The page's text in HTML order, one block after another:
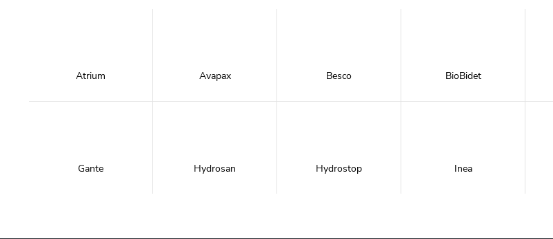
Atrium Avapax Besco BioBidet
Gante Hydrosan Hydrostop Inea